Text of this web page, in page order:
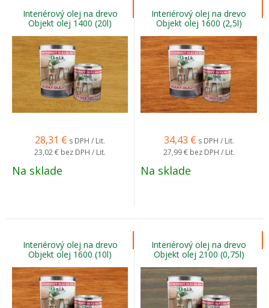
Interiérový olej na drevo
Objekt olej 1400 (20l)
28,31 € s DPH / Lit.
23,02 € bez DPH / Lit.
Na sklade
Interiérový olej na drevo
Objekt olej 1600 (2,5l)
34,43 € s DPH / Lit.
27,99 € bez DPH / Lit.
Na sklade
Interiérový olej na drevo
Objekt olej 1600 (10l)
Interiérový olej na drevo
Objekt olej 2100 (0,75l)